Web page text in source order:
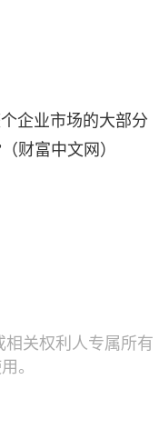
企业市场的大部分
财富中文网）
关权利人专属所有
。